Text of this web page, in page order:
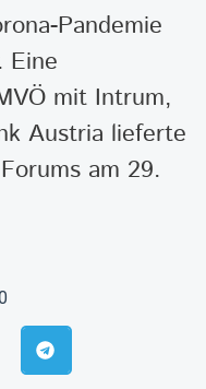
Pandemie
Eine
mit Intrum,
Austria lieferte
am 29.